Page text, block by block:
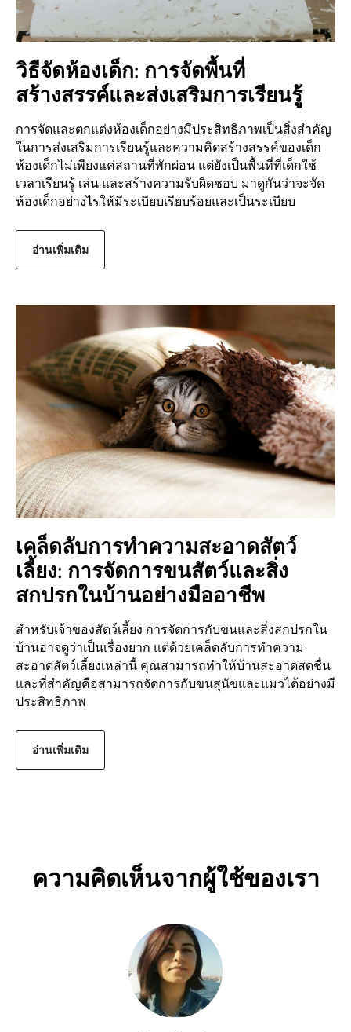
วิธีจัดห้องเด็ก: การจัดพื้นที่
สร้างสรรค์และส่งเสริมการเรียนรู้
การจัดและตกแต่งห้องเด็กอย่างมีประสิทธิภาพเป็นสิ่งสำคัญ
ในการส่งเสริมการเรียนรู้และความคิดสร้างสรรค์ของเด็ก
ห้องเด็กไม่เพียงแค่สถานที่พักผ่อน แต่ยังเป็นพื้นที่ที่เด็กใช้
เวลาเรียนรู้ เล่น และสร้างความรับผิดชอบ มาดูกันว่าจะจัด
ห้องเด็กอย่างไรให้มีระเบียบเรียบร้อยและเป็นระเบียบ
อ่านเพิ่มเติม
เคล็ดลับการทำความสะอาดสัตว์
เลี้ยง: การจัดการขนสัตว์และสิ่ง
สกปรกในบ้านอย่างมืออาชีพ
สำหรับเจ้าของสัตว์เลี้ยง การจัดการกับขนและสิ่งสกปรกใน
บ้านอาจดูว่าเป็นเรื่องยาก แต่ด้วยเคล็ดลับการทำความ
สะอาดสัตว์เลี้ยงเหล่านี้ คุณสามารถทำให้บ้านสะอาดสดชื่น
และที่สำคัญคือสามารถจัดการกับขนสุนัขและแมวได้อย่างมี
ประสิทธิภาพ
อ่านเพิ่มเติม
ความคิดเห็นจากผู้ใช้ของเรา